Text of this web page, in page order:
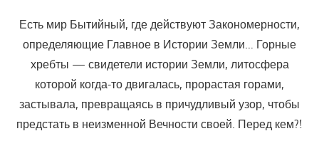
Есть мир Бытийный, где действуют Закономерности,
определяющие Главное в Истории Земли… Горные
хребты — свидетели истории Земли, литосфера
которой когда-то двигалась, прорастая горами,
застывала, превращаясь в причудливый узор, чтобы
предстать в неизменной Вечности своей. Перед кем?!